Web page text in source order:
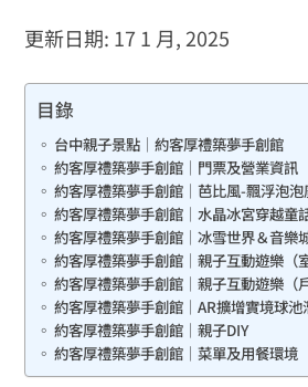
更新日期: 17 1 月, 2025
目錄
台中親子景點｜約客厚禮築夢手創館
約客厚禮築夢手創館｜門票及營業資訊
約客厚禮築夢手創館｜芭比風-飄浮泡泡
約客厚禮築夢手創館｜水晶冰宮穿越童
約客厚禮築夢手創館｜冰雪世界＆音樂
約客厚禮築夢手創館｜親子互動遊樂（
約客厚禮築夢手創館｜親子互動遊樂（
約客厚禮築夢手創館｜AR擴增實境球池
約客厚禮築夢手創館｜親子DIY
約客厚禮築夢手創館｜菜單及用餐環境